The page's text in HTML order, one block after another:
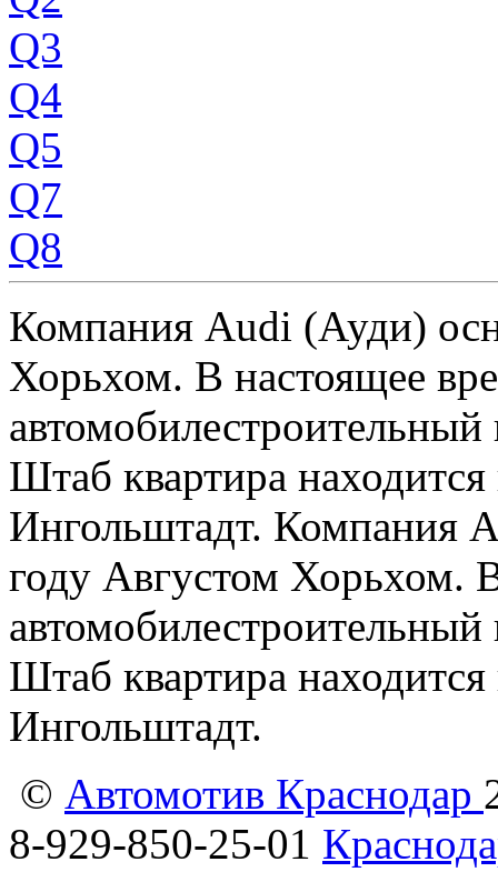
Q3
Q4
Q5
Q7
Q8
Компания Audi (Ауди)
Хорьхом. В настоящее
Штаб квартира
Ингольштадт. Компания
году Августом Хорьхом.
Штаб квартира
Ингольштадт.
© Автомотив Краснодар
8-929-850-25-01